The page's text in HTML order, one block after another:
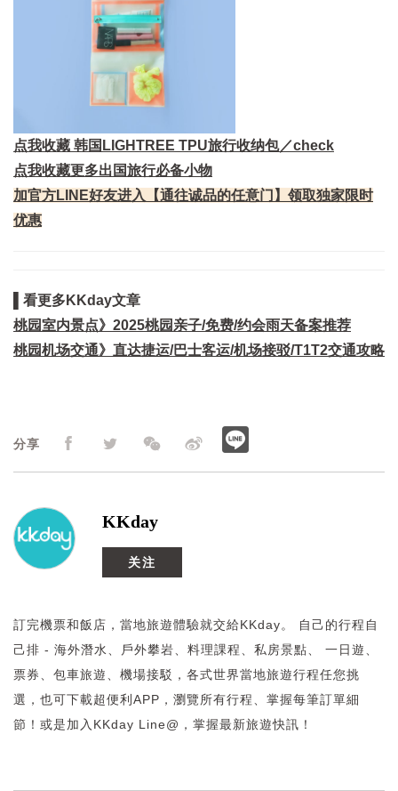
点我收藏 韩国LIGHTREE TPU旅行收纳包／check
点我收藏更多出国旅行必备小物
加官方LINE好友进入【通往诚品的任意门】领取独家限时
优惠
▌看更多KKday文章
桃园室内景点》2025桃园亲子/免费/约会雨天备案推荐
桃园机场交通》直达捷运/巴士客运/机场接驳/T1T2交通攻略
分享
KKday
关注
訂完機票和飯店，當地旅遊體驗就交給KKday。 自己的行程自
己排 - 海外潛水、戶外攀岩、料理課程、私房景點、 一日遊、
票券、包車旅遊、機場接駁，各式世界當地旅遊行程任您挑
選，也可下載超便利APP，瀏覽所有行程、掌握每筆訂單細
節！或是加入KKday Line@，掌握最新旅遊快訊！